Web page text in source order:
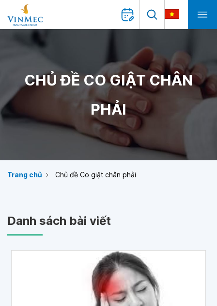
CHỦ ĐỀ CO GIẬT CHÂN
PHẢI
Trang chủ Chủ đề Co giật chân phải
Danh sách bài viết